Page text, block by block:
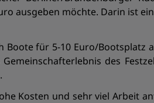
ausgeben möchte. Darin ist
für 5-10 Euro/Bootsplatz
des
Kosten und sehr viel Arbeit